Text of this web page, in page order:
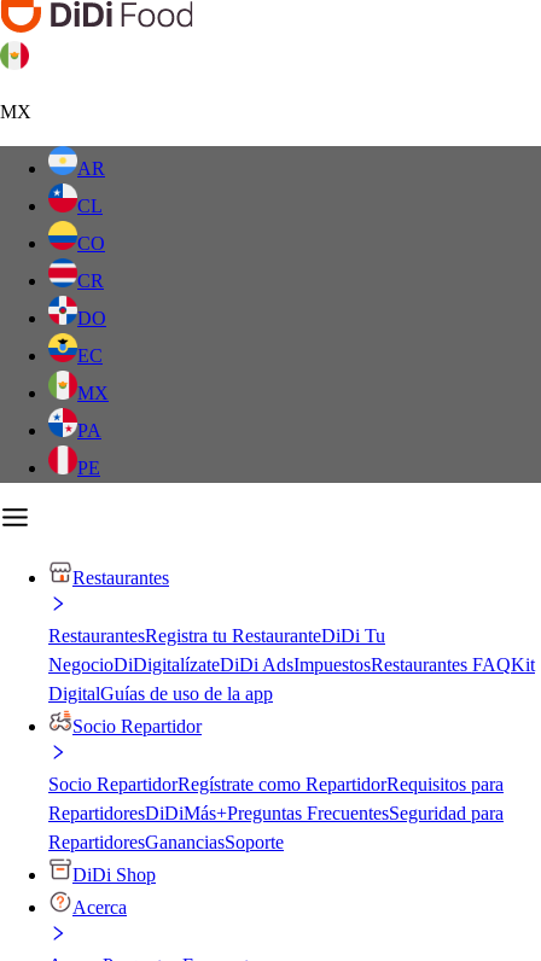
MX
AR
CL
CO
CR
DO
EC
MX
PA
PE
Restaurantes
RestaurantesRegistra tu RestauranteDiDi Tu
NegocioDiDigitalízateDiDi AdsImpuestosRestaurantes FAQKit
DigitalGuías de uso de la app
Socio Repartidor
Socio RepartidorRegístrate como RepartidorRequisitos para
RepartidoresDiDiMás+Preguntas FrecuentesSeguridad para
RepartidoresGananciasSoporte
DiDi Shop
Acerca